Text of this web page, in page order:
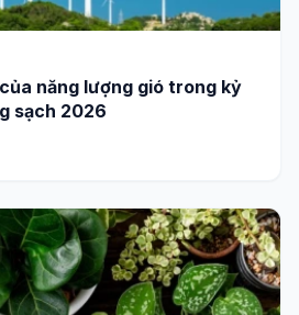
năng lượng gió trong kỷ
sạch 2026